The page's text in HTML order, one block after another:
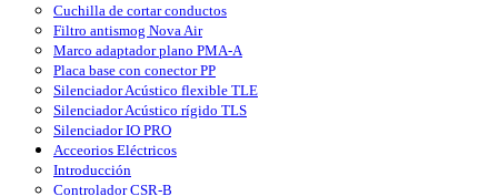
Cuchilla de cortar conductos
Filtro antismog Nova Air
Marco adaptador plano PMA-A
Placa base con conector PP
Silenciador Acústico flexible TLE
Silenciador Acústico rígido TLS
Silenciador IO PRO
Acceorios Eléctricos
Introducción
Controlador CSR-B